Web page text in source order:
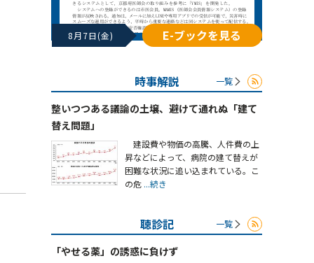
8月7日(金) E-ブックを見る
時事解説 一覧
整いつつある議論の土壌、避けて通れぬ「建て
替え問題」
建設費や物価の高騰、人件費の上
昇などによって、病院の建て替えが
困難な状況に追い込まれている。こ
の危 ...続き
聴診記 一覧
「やせる薬」の誘惑に負けず